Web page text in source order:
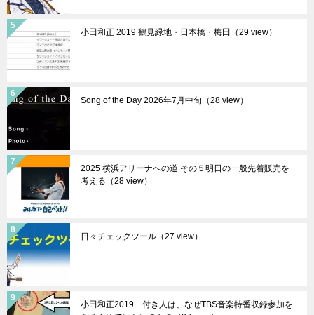
小田和正 2019 鶴見緑地・日本橋・梅田（29 view）
Song of the Day 2026年7月中旬（28 view）
2025 横浜アリーナへの道 その５明日の一般先着販売を
考える（28 view）
日々チェックツール（27 view）
小田和正2019 付き人は、なぜTBS音楽特番収録参加を